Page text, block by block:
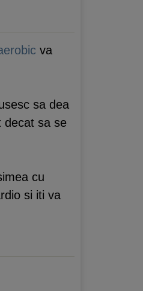
va
sa dea
decat sa se
cu
si iti va